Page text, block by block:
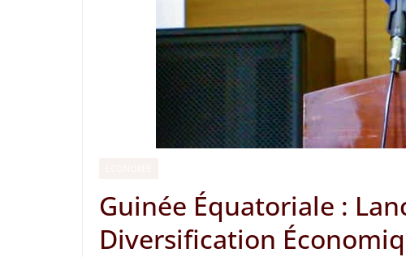
Guinée Équatoriale :
Diversification